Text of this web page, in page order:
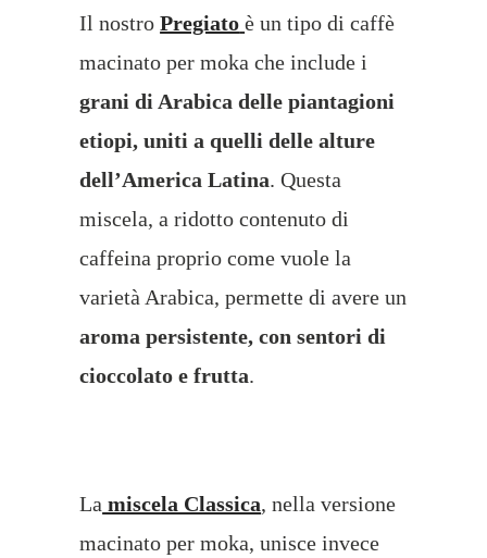
Il nostroPregiato è un tipo di caffè
macinato per moka che include i
grani di Arabica delle piantagioni
etiopi, uniti a quelli delle alture
dell’America Latina. Questa
miscela, a ridotto contenuto di
caffeina proprio come vuole la
varietà Arabica, permette di avere un
aroma persistente, con sentori di
cioccolato e frutta.
La miscela Classica, nella versione
macinato per moka, unisce invece